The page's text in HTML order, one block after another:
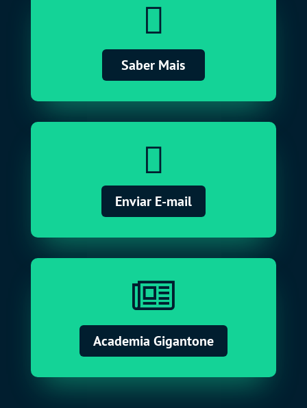

Saber Mais

Enviar E-mail

Academia Gigantone